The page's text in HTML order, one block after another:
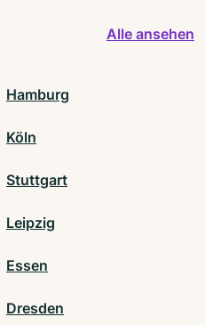
Alle ansehen
Hamburg
Köln
Stuttgart
Leipzig
Essen
Dresden